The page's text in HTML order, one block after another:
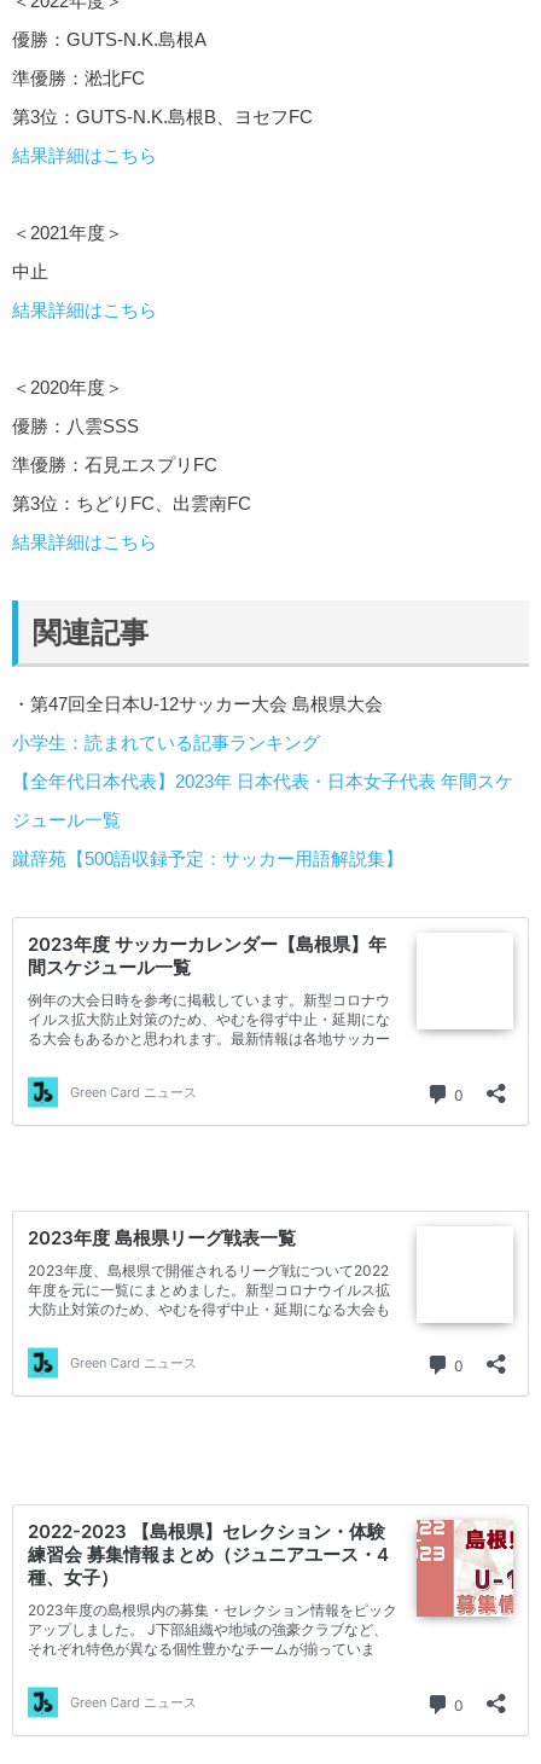
優勝：GUTS-N.K.島根A
準優勝：淞北FC
第3位：GUTS-N.K.島根B、ヨセフFC
結果詳細はこちら
＜2021年度＞
中止
結果詳細はこちら
＜2020年度＞
優勝：八雲SSS
準優勝：石見エスプリFC
第3位：ちどりFC、出雲南FC
結果詳細はこちら
関連記事
・第47回全日本U-12サッカー大会 島根県大会
小学生：読まれている記事ランキング
【全年代日本代表】2023年 日本代表・日本女子代表 年間スケ
ジュール一覧
蹴辞苑【500語収録予定：サッカー用語解説集】